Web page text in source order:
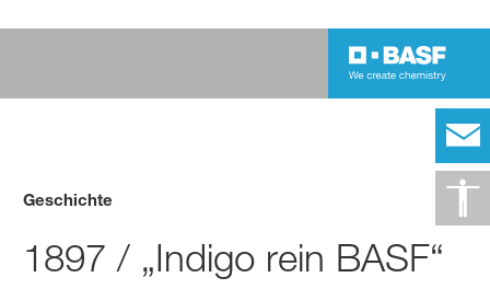
Geschichte
1897 / „Indigo rein BASF“